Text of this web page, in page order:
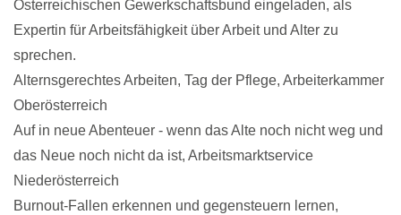
Österreichischen Gewerkschaftsbund eingeladen, als
Expertin für Arbeitsfähigkeit über Arbeit und Alter zu
sprechen.
Alternsgerechtes Arbeiten, Tag der Pflege, Arbeiterkammer
Oberösterreich
Auf in neue Abenteuer - wenn das Alte noch nicht weg und
das Neue noch nicht da ist, Arbeitsmarktservice
Niederösterreich
Burnout-Fallen erkennen und gegensteuern lernen,